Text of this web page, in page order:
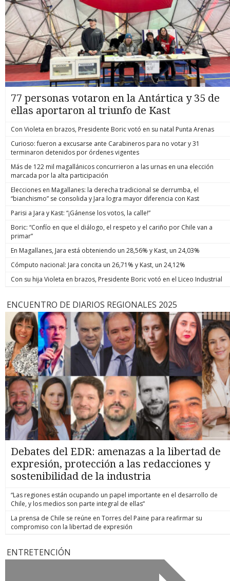
77 personas votaron en la Antártica y 35 de
ellas aportaron al triunfo de Kast
Con Violeta en brazos, Presidente Boric votó en su natal Punta Arenas
Curioso: fueron a excusarse ante Carabineros para no votar y 31
terminaron detenidos por órdenes vigentes
Más de 122 mil magallánicos concurrieron a las urnas en una elección
marcada por la alta participación
Elecciones en Magallanes: la derecha tradicional se derrumba, el
“bianchismo” se consolida y Jara logra mayor diferencia con Kast
Parisi a Jara y Kast: “¡Gánense los votos, la calle!”
Boric: “Confío en que el diálogo, el respeto y el cariño por Chile van a
primar”
En Magallanes, Jara está obteniendo un 28,56% y Kast, un 24,03%
Cómputo nacional: Jara concita un 26,71% y Kast, un 24,12%
Con su hija Violeta en brazos, Presidente Boric votó en el Liceo Industrial
ENCUENTRO DE DIARIOS REGIONALES 2025
Debates del EDR: amenazas a la libertad de
expresión, protección a las redacciones y
sostenibilidad de la industria
“Las regiones están ocupando un papel importante en el desarrollo de
Chile, y los medios son parte integral de ellas”
La prensa de Chile se reúne en Torres del Paine para reafirmar su
compromiso con la libertad de expresión
ENTRETENCIÓN